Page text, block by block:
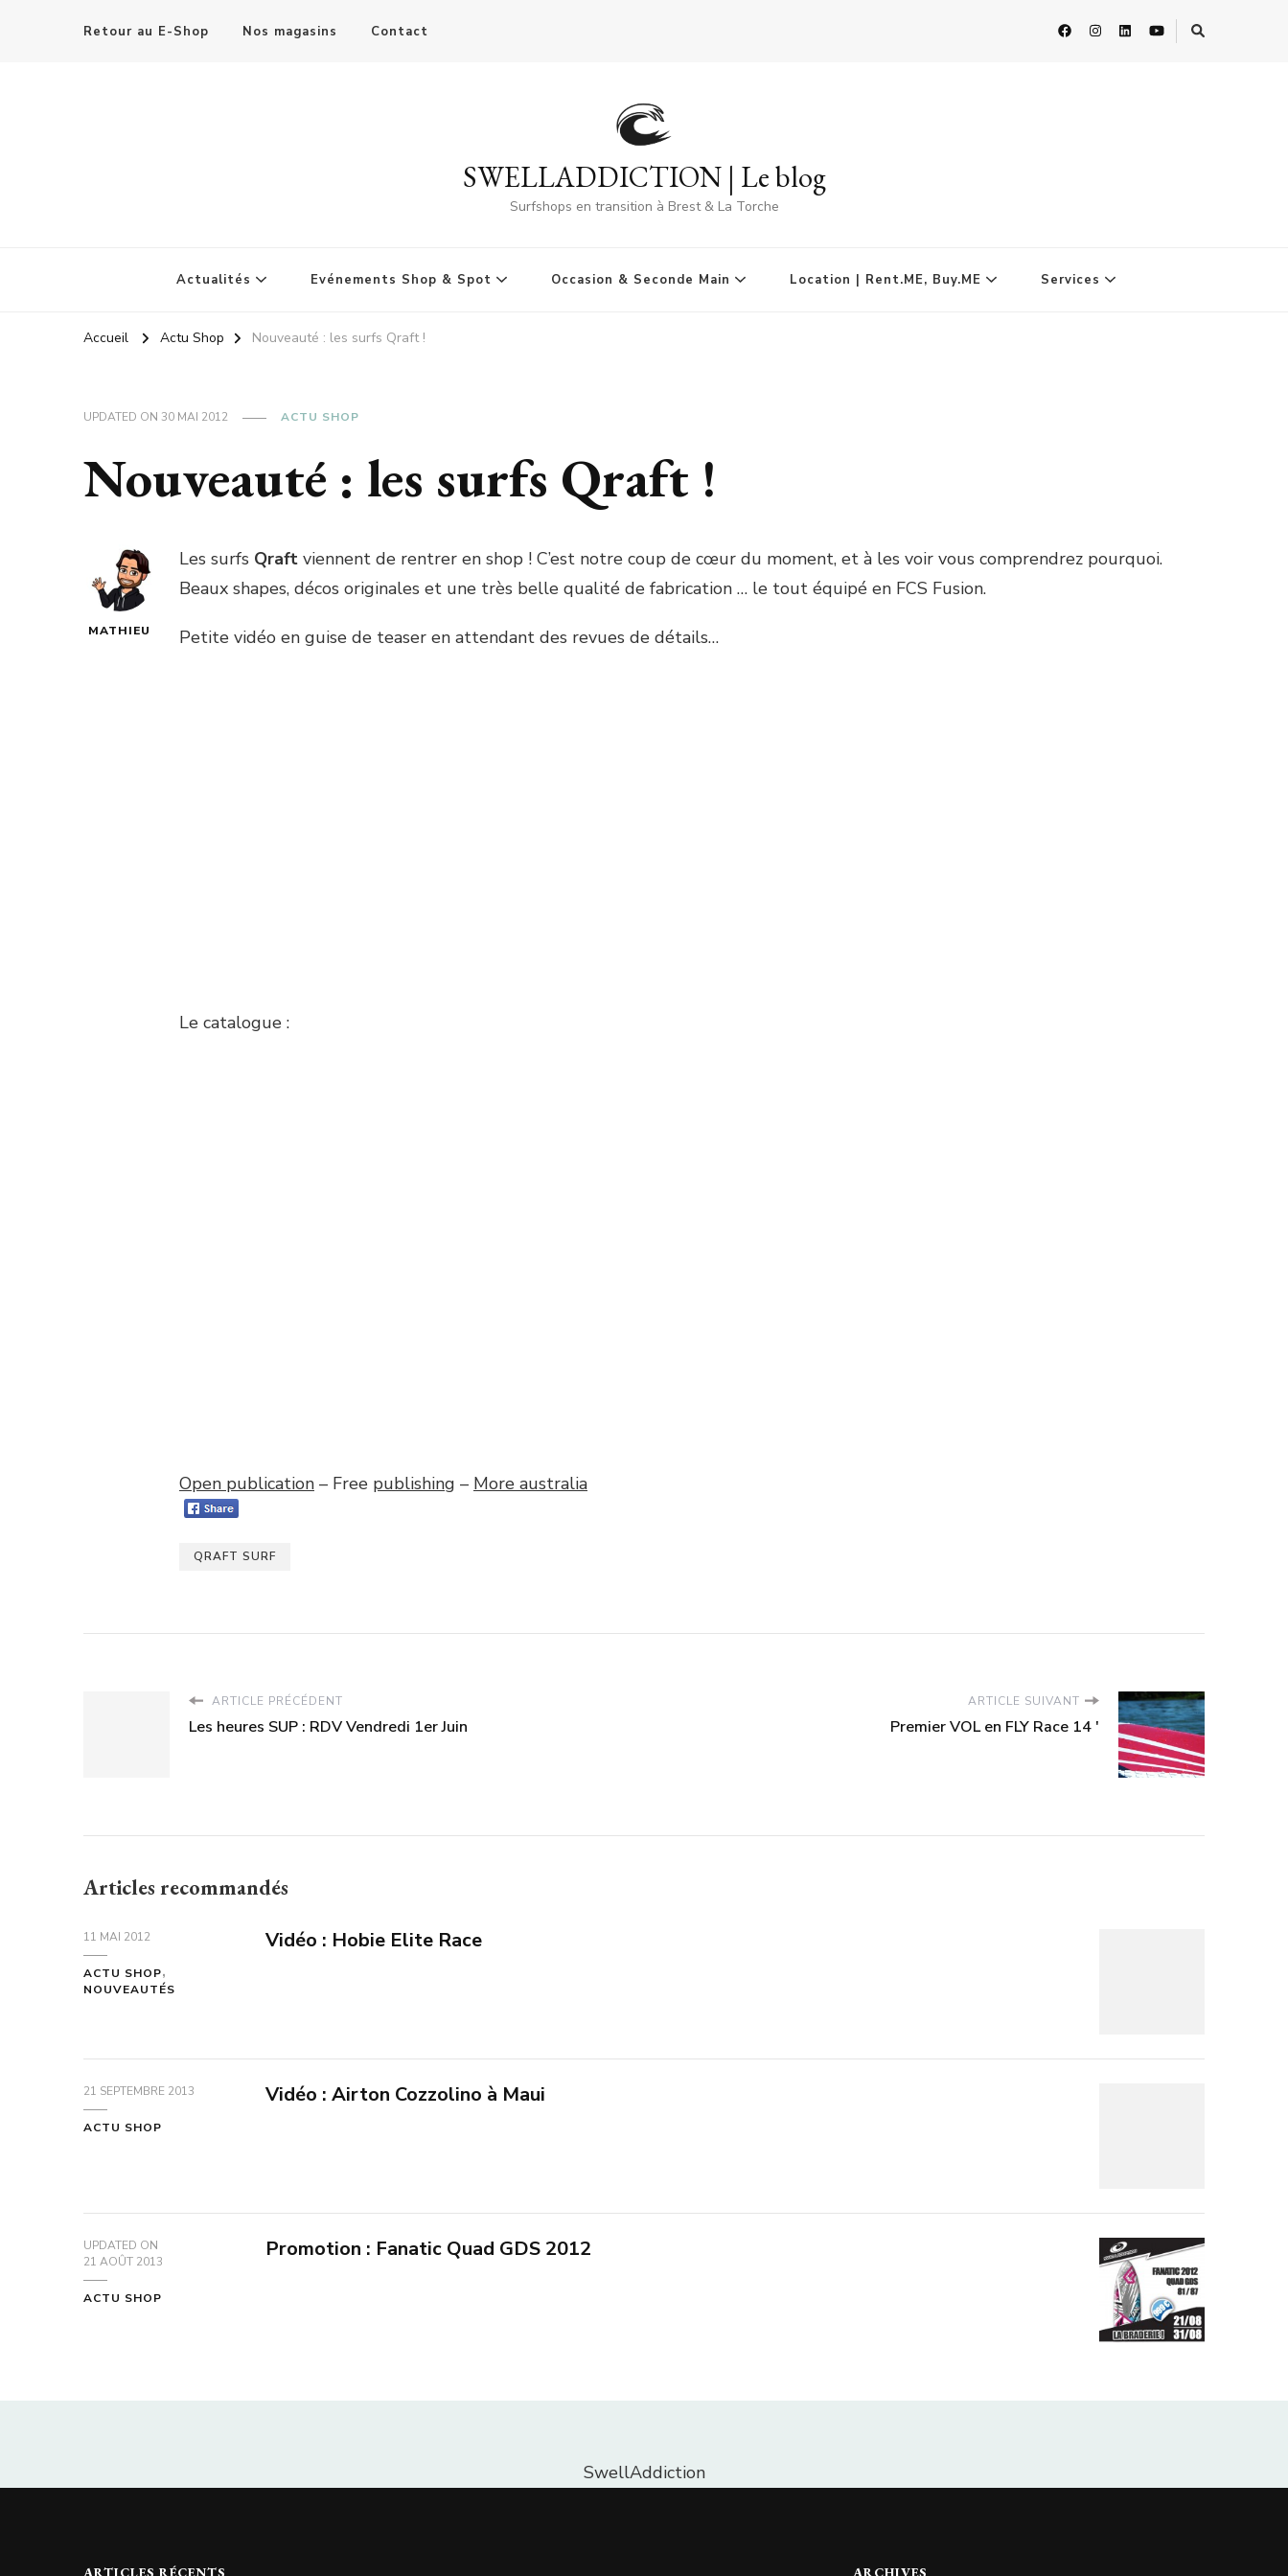
Retour au E-Shop Nos magasins Contact
SWELLADDICTION | Le blog
Surfshops en transition à Brest & La Torche
Actualités Evénements Shop & Spot Occasion & Seconde Main Location | Rent.ME, Buy.ME Services
Accueil Actu Shop Nouveauté : les surfs Qraft !
UPDATED ON 30 MAI 2012 ACTU SHOP
Nouveauté : les surfs Qraft !
MATHIEU
Les surfs Qraft viennent de rentrer en shop ! C’est notre coup de cœur du moment, et à les voir vous comprendrez pourquoi.
Beaux shapes, décos originales et une très belle qualité de fabrication … le tout équipé en FCS Fusion.
Petite vidéo en guise de teaser en attendant des revues de détails…
Le catalogue :
Open publication – Free publishing – More australia
QRAFT SURF
ARTICLE PRÉCÉDENT
Les heures SUP : RDV Vendredi 1er Juin
ARTICLE SUIVANT
Premier VOL en FLY Race 14 '
Articles recommandés
11 MAI 2012
ACTU SHOP
NOUVEAUTÉS
Vidéo : Hobie Elite Race
21 SEPTEMBRE 2013
ACTU SHOP
Vidéo : Airton Cozzolino à Maui
UPDATED ON
21 AOÛT 2013
ACTU SHOP
Promotion : Fanatic Quad GDS 2012
SwellAddiction
ARTICLES RÉCENTS ARCHIVES